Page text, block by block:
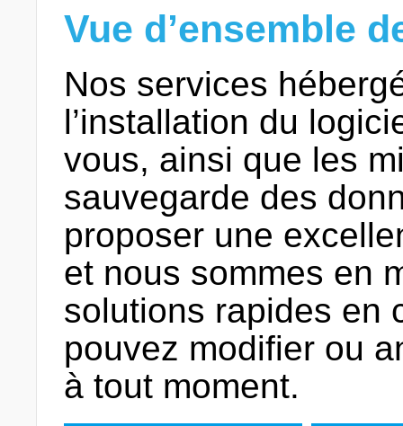
Vue d’ensemble
Nos services
l’installation du
vous, ainsi que les
sauvegarde des
proposer une
et nous sommes en
solutions rapides en
pouvez modifier ou
à tout moment.